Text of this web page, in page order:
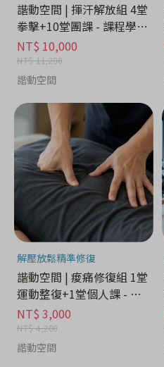
諧動空間 | 揮汗解放組 4堂
拳擊+10堂團課 - 課程學習
分期
NT$ 10,000
NT$ 11,200
諧動空間
解壓放鬆精準修復
諧動空間 | 痠痛修復組 1堂
運動整復+1堂個人課 - 課
程學習分期
NT$ 3,000
NT$ 4,200
諧動空間